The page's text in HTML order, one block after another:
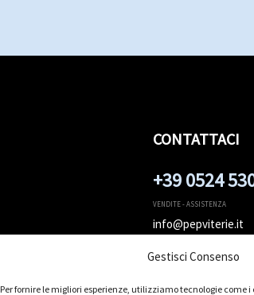
Gestisci Consenso
Per fornire le migliori esperienze, utilizziamo tecnologie come
CONTATTACI
+39 0524
VENDITE - ASSISTENZA
info@pepviterie.it
Dal Lunedì al Venerdì:
Sabato e